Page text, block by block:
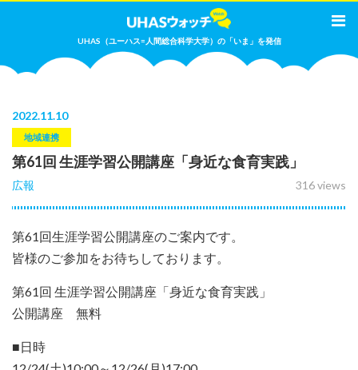
UHAS（ユーハス=人間総合科学大学）の「いま」を発信
2022.11.10
地域連携
第61回 生涯学習公開講座「身近な食育実践」
316 views
広報
第61回生涯学習公開講座のご案内です。
皆様のご参加をお待ちしております。
第61回 生涯学習公開講座「身近な食育実践」
公開講座 無料
■日時